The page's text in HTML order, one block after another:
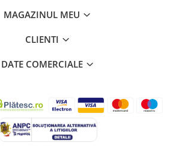
MAGAZINUL MEU
CLIENTI
DATE COMERCIALE